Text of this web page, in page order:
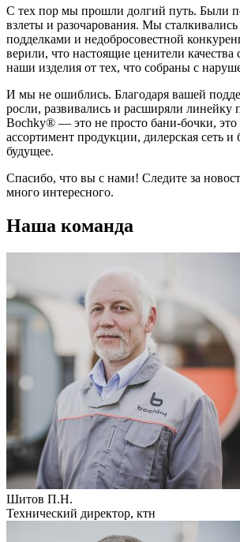
С тех пор мы прошли долгий путь. Были
взлеты и разочарования. Мы
подделками и недобросовестной
верили, что настоящие ценители качества
наши изделия от тех, что собраны с
И мы не ошиблись. Благодаря вашей
росли, развивались и расширяли линейку
Bochky® — это не просто бани-бочки,
ассортимент продукции, дилерская сеть
будущее.
Спасибо, что вы с нами! Следите за
много интересного.
Наша команда
Шитов П.Н.
Технический директор, ктн